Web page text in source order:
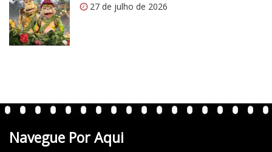
27 de julho de 2026
Navegue Por Aqui